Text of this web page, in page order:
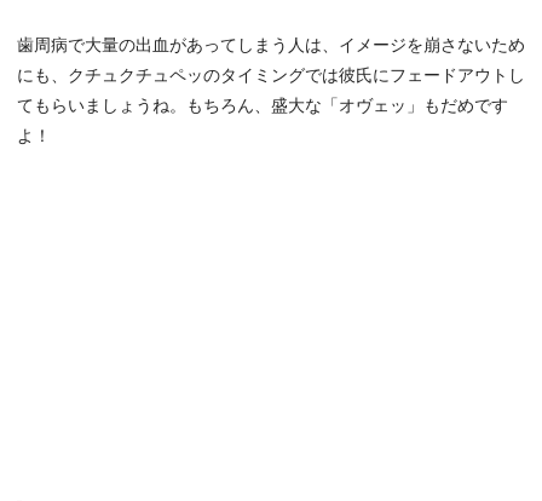
歯周病で大量の出血があってしまう人は、イメージを崩さないため
にも、クチュクチュペッのタイミングでは彼氏にフェードアウトし
てもらいましょうね。もちろん、盛大な「オヴェッ」もだめです
よ！